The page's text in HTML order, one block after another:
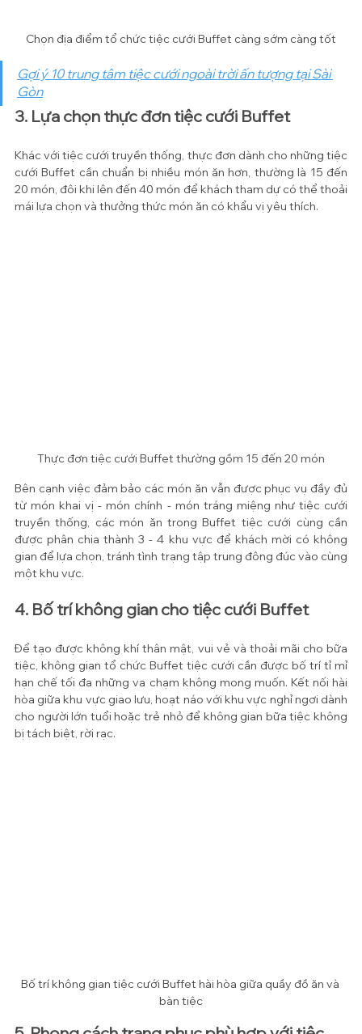
Chọn địa điểm tổ chức tiệc cưới Buffet càng sớm càng tốt
Gợi ý 10 trung tâm tiệc cưới ngoài trời ấn tượng tại Sài
Gòn
3. Lựa chọn thực đơn tiệc cưới Buffet
Khác với tiệc cưới truyền thống, thực đơn dành cho những tiệc
cưới Buffet cần chuẩn bị nhiều món ăn hơn, thường là 15 đến
20 món, đôi khi lên đến 40 món để khách tham dự có thể thoải
mái lựa chọn và thưởng thức món ăn có khẩu vị yêu thích.
Thực đơn tiệc cưới Buffet thường gồm 15 đến 20 món
Bên cạnh việc đảm bảo các món ăn vẫn được phục vụ đầy đủ
từ món khai vị - món chính - món tráng miệng như tiệc cưới
truyền thống, các món ăn trong Buffet tiệc cưới cùng cần
được phân chia thành 3 - 4 khu vực để khách mời có không
gian để lựa chọn, tránh tình trạng tập trung đông đúc vào cùng
một khu vực.
4. Bố trí không gian cho tiệc cưới Buffet
Để tạo được không khí thân mật, vui vẻ và thoải mãi cho bữa
tiệc, không gian tổ chức Buffet tiệc cưới cần được bố trí tỉ mỉ
hạn chế tối đa những va chạm không mong muốn. Kết nối hài
hòa giữa khu vực giao lưu, hoạt náo với khu vực nghỉ ngơi dành
cho người lớn tuổi hoặc trẻ nhỏ để không gian bữa tiệc không
bị tách biệt, rời rạc.
Bố trí không gian tiệc cưới Buffet hài hòa giữa quầy đồ ăn và
bàn tiệc